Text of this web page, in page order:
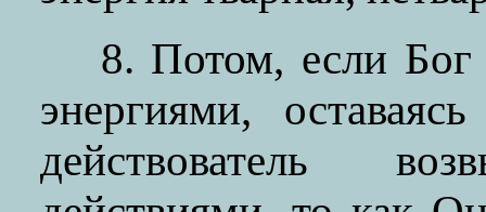
8. Потом, если Бог
энергиями,
действователь